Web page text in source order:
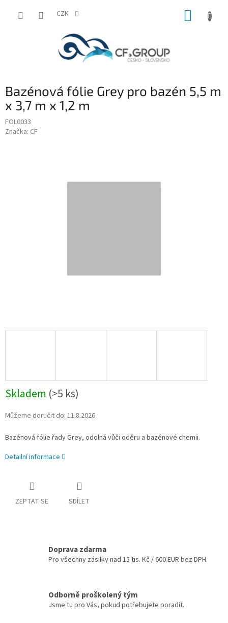
CZK
Bazénová fólie Grey pro bazén 5,5 m
x 3,7 m x 1,2 m
FOL0033
Značka: CF
Skladem (>5 ks)
Můžeme doručit do: 11.8.2026
Bazénová fólie řady Grey, odolná vůči oděru a bazénové chemii.
Detailní informace
ZEPTAT SE SDÍLET
Doprava zdarma
Pro všechny zásilky nad 15 tis. Kč / 600 EUR bez DPH.
Odborně proškolený tým
Jsme tu pro Vás, pokud potřebujete poradit.